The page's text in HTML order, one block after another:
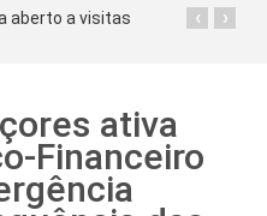
aberto a visitas ›
‹
ativa
Financeiro